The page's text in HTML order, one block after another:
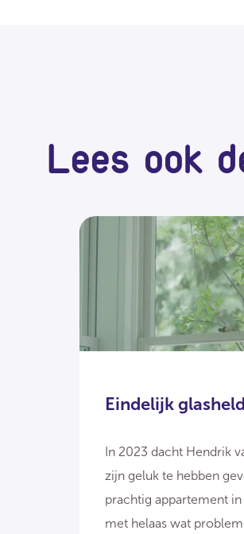
Lees ook
Eindelijk
In 2023 dacht Hendrik
zijn geluk te hebben
prachtig appartement
met helaas wat